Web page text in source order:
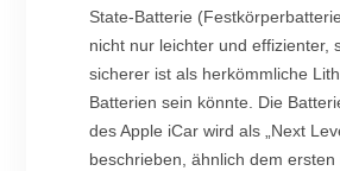
State-Batterie
nicht nur leichter und effizienter,
sicherer ist als herkömmliche
Batterien sein könnte. Die
des Apple iCar wird als „Next
beschrieben, ähnlich dem ersten